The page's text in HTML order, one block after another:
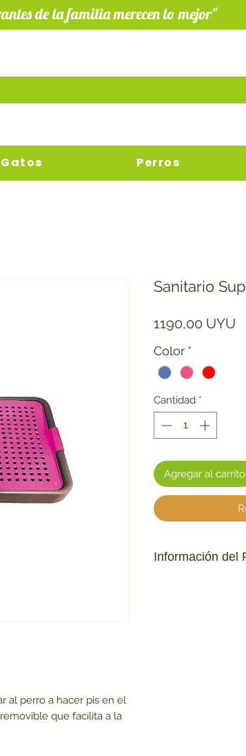
de la familia merecen lo mejor"
Gatos Perros
al perro a hacer pis en el
que facilita a la
Sanitario
1190,00 UYU
Color *
Cantidad *
Agregar al carrito
Información del